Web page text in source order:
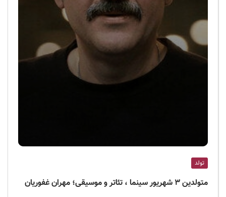
تولد
متولدین ۳ شهریور سینما ، تئاتر و موسیقی؛ مهران غفوریان